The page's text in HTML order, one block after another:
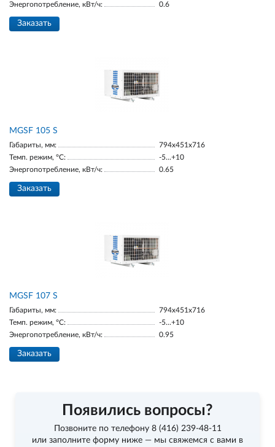
Энергопотребление, кВт/ч:
0.6
Заказать
МGSF 105 S
Габариты, мм:
794x451x716
Темп. режим, °С:
-5...+10
Энергопотребление, кВт/ч:
0.65
Заказать
MGSF 107 S
Габариты, мм:
794x451x716
Темп. режим, °С:
-5...+10
Энергопотребление, кВт/ч:
0.95
Заказать
Появились вопросы?
Позвоните по телефону 8 (416) 239-48-11
или заполните форму ниже — мы свяжемся с вами в